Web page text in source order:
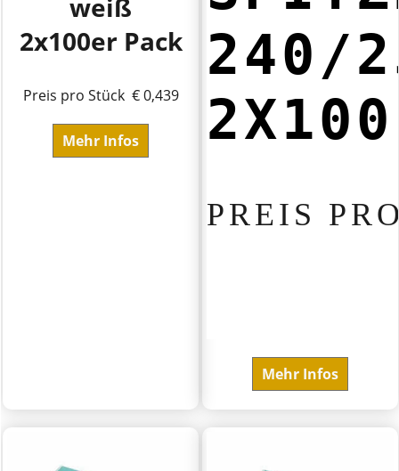
2x100er Pack
Preis pro Stück € 0,439
Mehr Infos
240/
PREIS
Mehr Infos